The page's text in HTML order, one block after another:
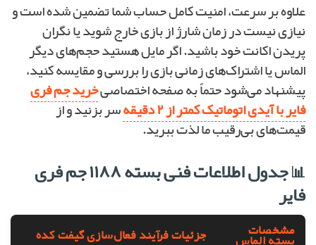
علاوه بر سرعت، امنیت کامل حساب شما تضمین شده است و
نیازی نیست در زمان شارژ از بازی خارج شوید یا نگران
پریدن اکانت خود باشید. اگر مایل هستید حجم‌های دیگر
الماس یا اشتراک‌های زمانی بازی را بررسی و مقایسه کنید،
پیشنهاد می‌شود حتماً به صفحه اختصاصیخرید جم فری
فایر با آیدی اتوماتیک کمتر از ۲ دقیقه
سر بزنید و از
قیمت‌های بی‌رقیب ما لذت ببرید.
📊 جدول اطلاعات فنی بسته ۱۱۸۸ جم فری
فایر
مشخصات جزئیات فرآیند فعال‌سازی گیفت کده